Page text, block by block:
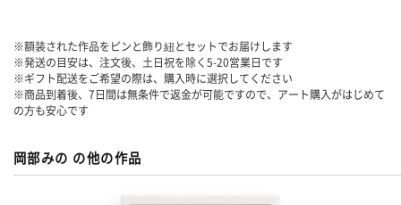
※額装された作品をピンと飾り紐とセットでお届けします
※発送の目安は、注文後、土日祝を除く5-20営業日です
※ギフト配送をご希望の際は、購入時に選択してください
※商品到着後、7日間は無条件で返金が可能ですので、アート購入がはじめて
の方も安心です
岡部みの の他の作品